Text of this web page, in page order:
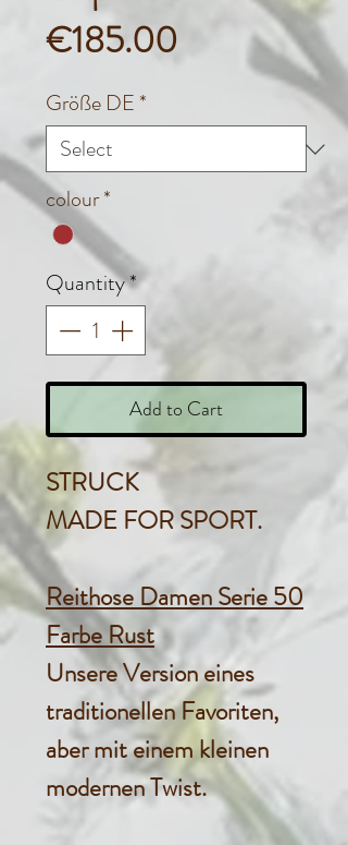
€185.00
Größe DE *
colour*
Quantity*
Add to Cart
STRUCK
MADE FOR SPORT.
Reithose Damen Serie 50
Farbe Rust
Unsere Version eines
traditionellen Favoriten,
aber mit einem kleinen
modernen Twist.